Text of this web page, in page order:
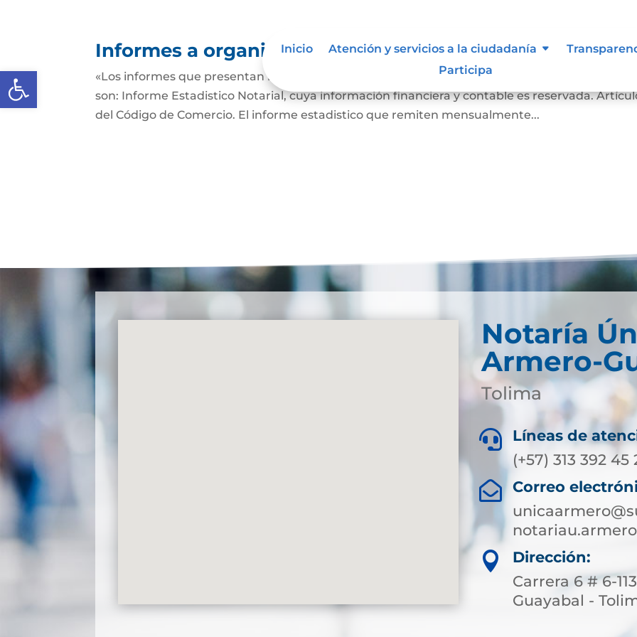
Abrir barra de herramientas
Inicio Atención y servicios a la ciudadanía
Participa
Informes a organismos de inspección, vigilancia y
«Los informes que presentan los Señores Notarios a la Superintendencia de Notariado y
son: Informe Estadistico Notarial, cuya información financiera y contable es reservada.
del Código de Comercio. El informe estadistico que remiten mensualmente...
Notaría
Armero-
Tolima

Líneas de
(+57) 313 392 45

Correo

Dirección:
Carrera 6 # 6-
Guayabal -